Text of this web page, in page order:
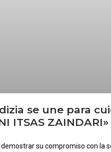
se une para
ITSAS ZAINDARI»
su compromiso con la